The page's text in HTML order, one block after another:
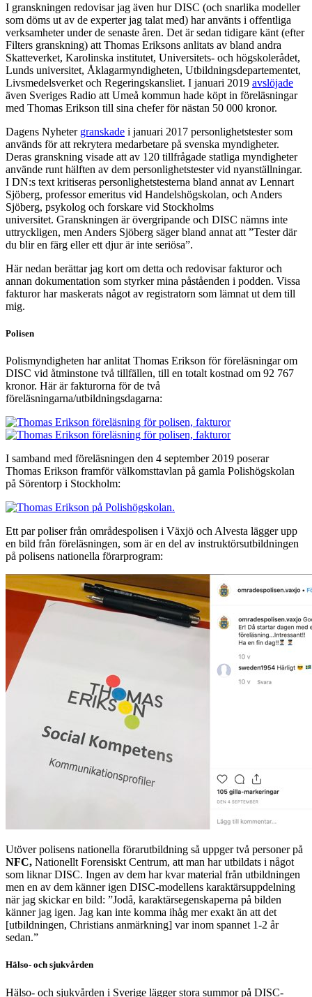
I granskningen redovisar jag även hur DISC (och snarlika modeller
som döms ut av de experter jag talat med) har använts i offentliga
verksamheter under de senaste åren. Det är sedan tidigare känt (efter
Filters granskning) att Thomas Eriksons anlitats av bland andra
Skatteverket, Karolinska institutet, Universitets- och högskolerådet,
Lunds universitet, Åklagarmyndigheten, Utbildningsdepartementet,
Livsmedelsverket och Regeringskansliet. I januari 2019 avslöjade
även Sveriges Radio att Umeå kommun hade köpt in föreläsningar
med Thomas Erikson till sina chefer för nästan 50 000 kronor.
Dagens Nyheter granskade i januari 2017 personlighetstester som
används för att rekrytera medarbetare på svenska myndigheter.
Deras granskning visade att av 120 tillfrågade statliga myndigheter
använde runt hälften av dem personlighetstester vid nyanställningar.
I DN:s text kritiseras personlighetstesterna bland annat av Lennart
Sjöberg, professor emeritus vid Handelshögskolan, och Anders
Sjöberg, psykolog och forskare vid Stockholms
universitet. Granskningen är övergripande och DISC nämns inte
uttryckligen, men Anders Sjöberg säger bland annat att ”Tester där
du blir en färg eller ett djur är inte seriösa”.
Här nedan berättar jag kort om detta och redovisar fakturor och
annan dokumentation som styrker mina påståenden i podden. Vissa
fakturor har maskerats något av registratorn som lämnat ut dem till
mig.
Polisen
Polismyndigheten har anlitat Thomas Erikson för föreläsningar om
DISC vid åtminstone två tillfällen, till en totalt kostnad om 92 767
kronor. Här är fakturorna för de två
föreläsningarna/utbildningsdagarna:
I samband med föreläsningen den 4 september 2019 poserar
Thomas Erikson framför välkomsttavlan på gamla Polishögskolan
på Sörentorp i Stockholm:
Ett par poliser från områdespolisen i Växjö och Alvesta lägger upp
en bild från föreläsningen, som är en del av instruktörsutbildningen
på polisens nationella förarprogram:
Utöver polisens nationella förarutbildning så uppger två personer på
NFC, Nationellt Forensiskt Centrum, att man har utbildats i något
som liknar DISC. Ingen av dem har kvar material från utbildningen
men en av dem känner igen DISC-modellens karaktärsuppdelning
när jag skickar en bild: ”Jodå, karaktärsegenskaperna på bilden
känner jag igen. Jag kan inte komma ihåg mer exakt än att det
[utbildningen, Christians anmärkning] var inom spannet 1-2 år
sedan.”
Hälso- och sjukvården
Hälso- och sjukvården i Sverige lägger stora summor på DISC-